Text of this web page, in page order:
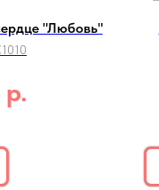
"Любовь"
р.